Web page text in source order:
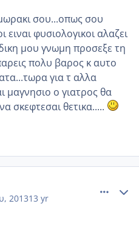
σου...οπως σου
ειναι φυσιολογικοι αλαζει
μου γνωμη προσεξε τη
πολυ βαρος κ αυτο
για τ αλλα
μαγνησιο ο γιατρος θα
σκεφτεσαι θετικα.....
201313 yr